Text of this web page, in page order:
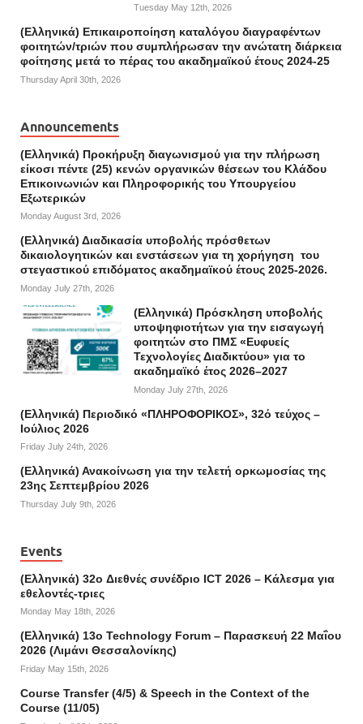
Tuesday May 12th, 2026
(Ελληνικά) Επικαιροποίηση καταλόγου διαγραφέντων
φοιτητών/τριών που συμπλήρωσαν την ανώτατη διάρκεια
φοίτησης μετά το πέρας του ακαδημαϊκού έτους 2024-25
Thursday April 30th, 2026
Announcements
(Ελληνικά) Προκήρυξη διαγωνισμού για την πλήρωση
είκοσι πέντε (25) κενών οργανικών θέσεων του Κλάδου
Επικοινωνιών και Πληροφορικής του Υπουργείου
Εξωτερικών
Monday August 3rd, 2026
(Ελληνικά) Διαδικασία υποβολής πρόσθετων
δικαιολογητικών και ενστάσεων για τη χορήγηση του
στεγαστικού επιδόματος ακαδημαϊκού έτους 2025-2026.
Monday July 27th, 2026
(Ελληνικά) Πρόσκληση υποβολής
υποψηφιοτήτων για την εισαγωγή
φοιτητών στο ΠΜΣ «Ευφυείς
Τεχνολογίες Διαδικτύου» για το
ακαδημαϊκό έτος 2026–2027
Monday July 27th, 2026
(Ελληνικά) Περιοδικό «ΠΛΗΡΟΦΟΡΙΚΟΣ», 32ό τεύχος –
Ιούλιος 2026
Friday July 24th, 2026
(Ελληνικά) Ανακοίνωση για την τελετή ορκωμοσίας της
23ης Σεπτεμβρίου 2026
Thursday July 9th, 2026
Events
(Ελληνικά) 32o Διεθνές συνέδριο ICT 2026 – Κάλεσμα για
εθελοντές-τριες
Monday May 18th, 2026
(Ελληνικά) 13ο Technology Forum – Παρασκευή 22 Μαΐου
2026 (Λιμάνι Θεσσαλονίκης)
Friday May 15th, 2026
Course Transfer (4/5) & Speech in the Context of the
Course (11/05)